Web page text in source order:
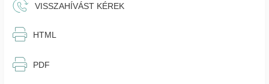
VISSZAHÍVÁST KÉREK
⎙︁ HTML
⎙︁ PDF